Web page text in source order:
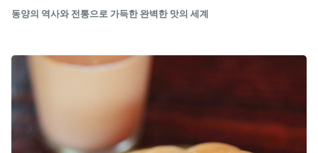
동양의 역사와 전통으로 가득한 완벽한 맛의 세계